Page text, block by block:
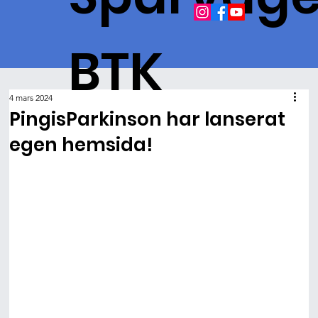
BTK
PingisParkinson har lanserat
egen hemsida!
4 mars 2024